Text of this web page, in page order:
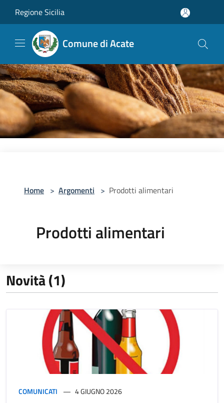
Regione Sicilia
Comune di Acate
Home > Argomenti > Prodotti alimentari
Prodotti alimentari
Novità (1)
COMUNICATI 4 GIUGNO 2026